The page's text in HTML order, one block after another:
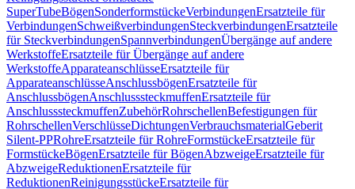
SuperTubeBögenSonderformstückeVerbindungenErsatzteile für
VerbindungenSchweißverbindungenSteckverbindungenErsatzteile
für SteckverbindungenSpannverbindungenÜbergänge auf andere
WerkstoffeErsatzteile für Übergänge auf andere
WerkstoffeApparateanschlüsseErsatzteile für
ApparateanschlüsseAnschlussbögenErsatzteile für
AnschlussbögenAnschlusssteckmuffenErsatzteile für
AnschlusssteckmuffenZubehörRohrschellenBefestigungen für
RohrschellenVerschlüsseDichtungenVerbrauchsmaterialGeberit
Silent-PPRohreErsatzteile für RohreFormstückeErsatzteile für
FormstückeBögenErsatzteile für BögenAbzweigeErsatzteile für
AbzweigeReduktionenErsatzteile für
ReduktionenReinigungsstückeErsatzteile für